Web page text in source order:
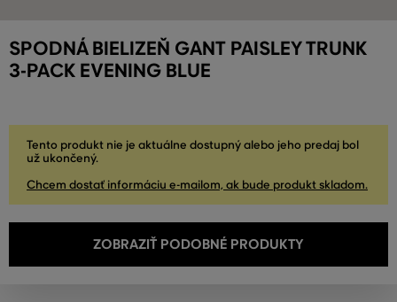
SPODNÁ BIELIZEŇ GANT PAISLEY TRUNK
3-PACK EVENING BLUE
Tento produkt nie je aktuálne dostupný alebo jeho predaj bol
už ukončený.
Chcem dostať informáciu e-mailom, ak bude produkt skladom.
ZOBRAZIŤ PODOBNÉ PRODUKTY